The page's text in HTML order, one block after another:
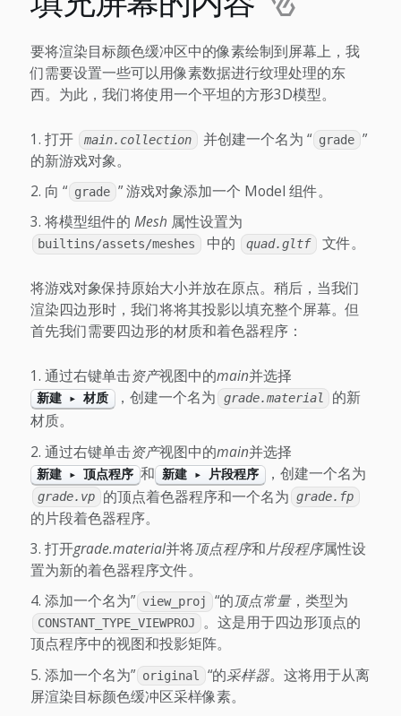
要将渲染目标颜色缓冲区中的像素绘制到屏幕上，我
们需要设置一些可以用像素数据进行纹理处理的东
西。为此，我们将使用一个平坦的方形3D模型。
打开 main.collection 并创建一个名为 “ grade ”
的新游戏对象。
向 “ grade ” 游戏对象添加一个 Model 组件。
将模型组件的 Mesh 属性设置为
builtins/assets/meshes 中的 quad.gltf 文件。
将游戏对象保持原始大小并放在原点。稍后，当我们
渲染四边形时，我们将将其投影以填充整个屏幕。但
首先我们需要四边形的材质和着色器程序：
通过右键单击资产视图中的main并选择
新建 ▸ 材质 ，创建一个名为 grade.material
的新
材质。
通过右键单击资产视图中的main并选择
新建 ▸ 顶点程序 和 新建 ▸ 片段程序 ，创建一个名为
grade.vp 的顶点着色器程序和一个名为 grade.fp
的片段着色器程序。
打开grade.material并将顶点程序和片段程序属性设
置为新的着色器程序文件。
添加一个名为” view_proj “的顶点常量，类型为
CONSTANT_TYPE_VIEWPROJ
。这是用于四边形顶点的
顶点程序中的视图和投影矩阵。
添加一个名为” original “的采样器。这将用于从离
屏渲染目标颜色缓冲区采样像素。